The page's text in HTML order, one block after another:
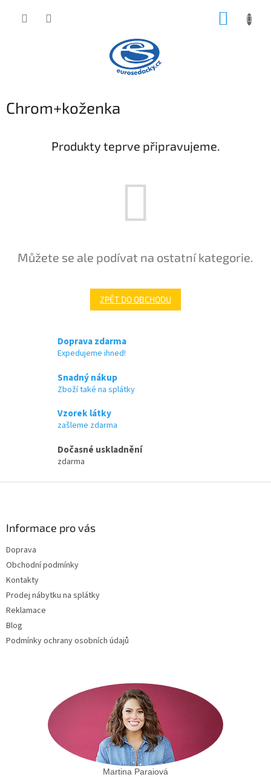
Chrom+koženka
Produkty teprve připravujeme.
Můžete se ale podívat na ostatní kategorie.
ZPĚT DO OBCHODU
Doprava zdarma
Expedujeme ihned!
Snadný nákup
Zboží také na splátky
Vzorek látky
zašleme zdarma
Dočasné uskladnění
zdarma
Informace pro vás
Doprava
Obchodní podmínky
Kontakty
Prodej nábytku na splátky
Reklamace
Blog
Podmínky ochrany osobních údajů
Martina Paraiová